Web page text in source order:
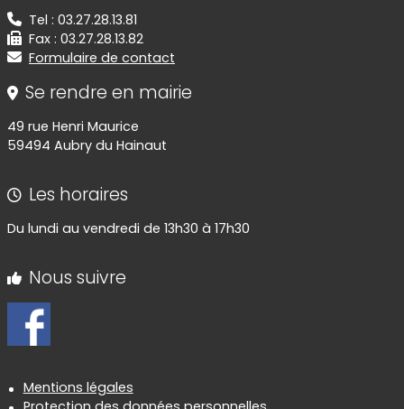
Tel : 03.27.28.13.81
Fax : 03.27.28.13.82
Formulaire de contact
Se rendre en mairie
49 rue Henri Maurice
59494 Aubry du Hainaut
Les horaires
Du lundi au vendredi de 13h30 à 17h30
Nous suivre
Informations réglementaires
Mentions légales